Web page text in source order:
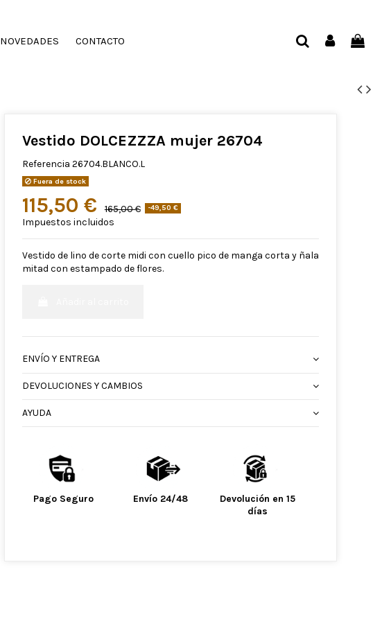
NOVEDADES CONTACTO
Vestido DOLCEZZZA mujer 26704
Referencia 26704.BLANCO.L
Fuera de stock
115,50 € 165,00 € -49,50 €
Impuestos incluidos
Vestido de lino de corte midi con cuello pico de manga corta y ñala
mitad con estampado de flores.
ENVÍO Y ENTREGA
DEVOLUCIONES Y CAMBIOS
AYUDA
Pago Seguro Envío 24/48
Devolución en 15
días